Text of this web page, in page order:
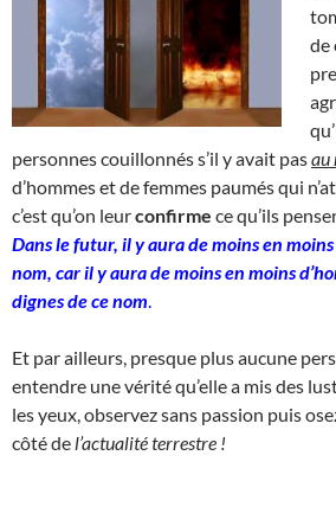
de
personnes couillonnés s’il y avait pasau
d’hommes et de femmes paumés qui
c’est qu’on leurconfirme ce qu’ils
Dans le futur, il y aura de moins en
nom, car il y aura de moins en moins
dignes de ce nom
Et par ailleurs, presque plus aucune
entendre une vérité qu’elle a mis des
les yeux, observez sans passion puis
côté de l’actualité terrestre !